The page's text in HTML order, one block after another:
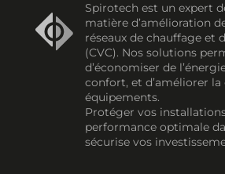
Spirotech est un expert
matière d’amélioration
réseaux de chauffage et
(CVC). Nos solutions
d’économiser de
confort, et d’améliorer la
équipements.
Protéger vos
performance optimale
sécurise vos